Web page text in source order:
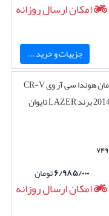
امکان ارسال روزانه
جزییات و خرید ...
قفل فرمان هوندا سی آر وی CR-V
2014-2015 برند LAZER تایوان
۶/۹۸۵/۰۰۰تومان
امکان ارسال روزانه